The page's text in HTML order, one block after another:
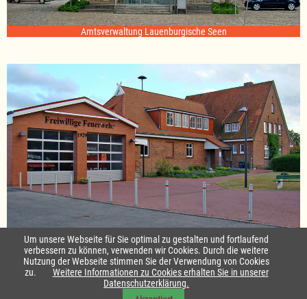
Amtsverwaltung Lauenburgische Seen
Standort Sterley
Startseite|Kontakt
Impressum & Datenschutz|Barrierefreiheit
Um unsere Webseite für Sie optimal zu gestalten und fortlaufend
verbessern zu können, verwenden wir Cookies. Durch die weitere
Nutzung der Webseite stimmen Sie der Verwendung von Cookies
zu.
Weitere Informationen zu Cookies erhalten Sie in unserer
Datenschutzerklärung.